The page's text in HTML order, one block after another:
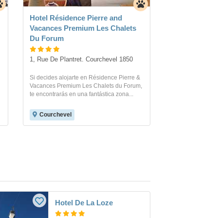
Hotel Résidence Pierre and
Vacances Premium Les Chalets
Du Forum
1, Rue De Plantret. Courchevel 1850
Si decides alojarte en Résidence Pierre &
Vacances Premium Les Chalets du Forum,
te encontrarás en una fantástica zona...
Courchevel
Hotel De La Loze